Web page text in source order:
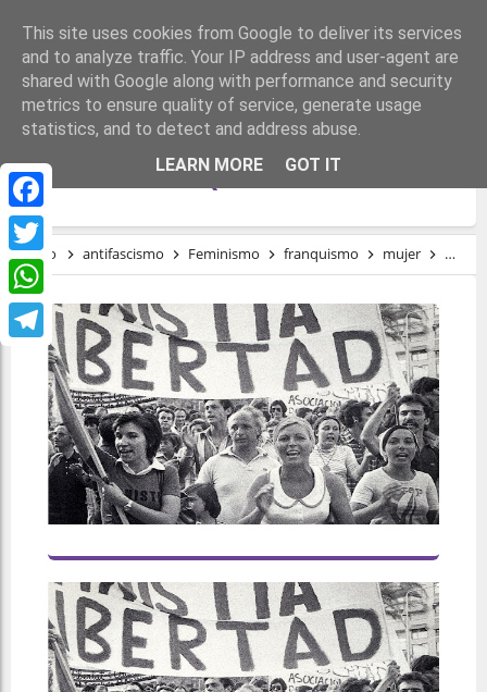
Facebook
Twitter
WhatsApp
Telegram
LAS HEROÍNAS OLVIDADAS DE LA
REPRESIÓN FRANQUISTA
Inicio antifascismo Feminismo franquismo mujer
This site uses cookies from Google to deliver its services
and to analyze traffic. Your IP address and user-agent are
shared with Google along with performance and security
metrics to ensure quality of service, generate usage
statistics, and to detect and address abuse.
LEARN MORE
GOT IT